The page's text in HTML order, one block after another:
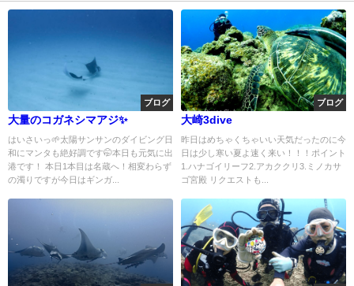
ブログ
大量のコガネシマアジ✨
はいさいっ🌱太陽サンサンのダイビング日
和にマンタも絶好調です🤭本日も元気に出
港です！ 本日1本目は名蔵へ！相変わらず
の濁りですが今日はギンガ...
ブログ
大崎3dive
昨日はめちゃくちゃいい天気だったのに今
日は少し寒い夏よ速く来い！！！ポイント
1.ハナゴイリーフ2.アカククリ3.ミノカサ
ゴ宮殿 リクエストも...